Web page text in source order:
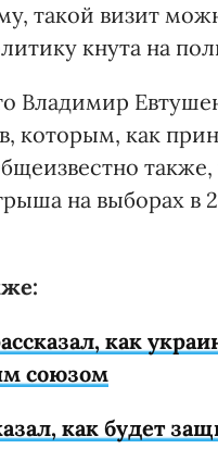
такой визит
кнута на
Владимир
которым, как
на выборах в
как
союзом
как будет